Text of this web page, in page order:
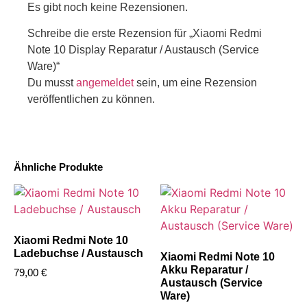
Ähnliche Produkte
Xiaomi Redmi Note 10
Ladebuchse / Austausch
79,00 €
Xiaomi Redmi Note 10
Akku Reparatur /
Austausch (Service
Ware)
Es gibt noch keine Rezensionen.
Schreibe die erste Rezension für „Xiaomi Redmi
Note 10 Display Reparatur / Austausch (Service
Ware)“
Du musstangemeldetsein, um eine Rezension
veröffentlichen zu können.